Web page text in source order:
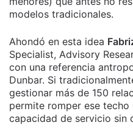
modelos tradicionales.
Ahondó en esta idea
Specialist, Advisory
con una referencia
Dunbar. Si
gestionar más de 150
permite romper ese
capacidad de servicio sin